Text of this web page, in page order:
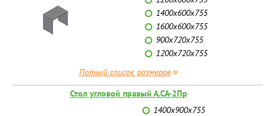
1400х600х755
1600х600х755
900х720х755
1200х720х755
Полный список размеров»
Стол угловой правый А.СА-2Пр
1400х900х755